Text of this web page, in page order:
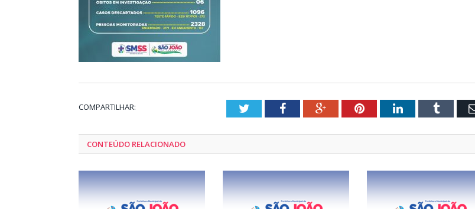
COMPARTILHAR: TwitterFacebookGoogle+PinterestLinkedInTumblr
CONTEÚDO RELACIONADO